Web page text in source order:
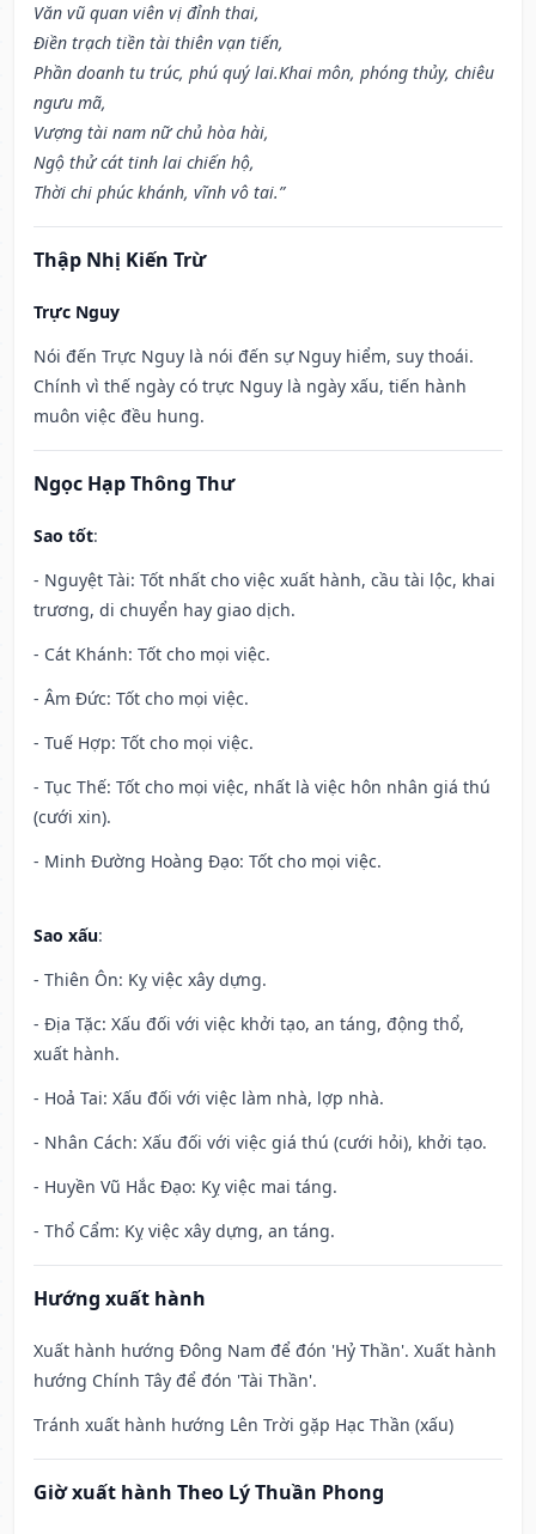
Văn vũ quan viên vị đỉnh thai,
Điền trạch tiền tài thiên vạn tiến,
Phần doanh tu trúc, phú quý lai.Khai môn, phóng thủy, chiêu
ngưu mã,
Vượng tài nam nữ chủ hòa hài,
Ngộ thử cát tinh lai chiến hộ,
Thời chi phúc khánh, vĩnh vô tai.”
Thập Nhị Kiến Trừ
Trực Nguy
Nói đến Trực Nguy là nói đến sự Nguy hiểm, suy thoái.
Chính vì thế ngày có trực Nguy là ngày xấu, tiến hành
muôn việc đều hung.
Ngọc Hạp Thông Thư
Sao tốt:
- Nguyệt Tài: Tốt nhất cho việc xuất hành, cầu tài lộc, khai
trương, di chuyển hay giao dịch.
- Cát Khánh: Tốt cho mọi việc.
- Âm Đức: Tốt cho mọi việc.
- Tuế Hợp: Tốt cho mọi việc.
- Tục Thế: Tốt cho mọi việc, nhất là việc hôn nhân giá thú
(cưới xin).
- Minh Đường Hoàng Đạo: Tốt cho mọi việc.
Sao xấu:
- Thiên Ôn: Kỵ việc xây dựng.
- Địa Tặc: Xấu đối với việc khởi tạo, an táng, động thổ,
xuất hành.
- Hoả Tai: Xấu đối với việc làm nhà, lợp nhà.
- Nhân Cách: Xấu đối với việc giá thú (cưới hỏi), khởi tạo.
- Huyền Vũ Hắc Đạo: Kỵ việc mai táng.
- Thổ Cẩm: Kỵ việc xây dựng, an táng.
Hướng xuất hành
Xuất hành hướng Đông Nam để đón 'Hỷ Thần'. Xuất hành
hướng Chính Tây để đón 'Tài Thần'.
Tránh xuất hành hướng Lên Trời gặp Hạc Thần (xấu)
Giờ xuất hành Theo Lý Thuần Phong